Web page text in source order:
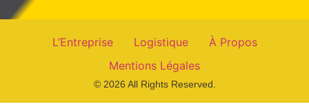
L’Entreprise Logistique
À Propos
Mentions Légales
© 2026 All Rights Reserved.